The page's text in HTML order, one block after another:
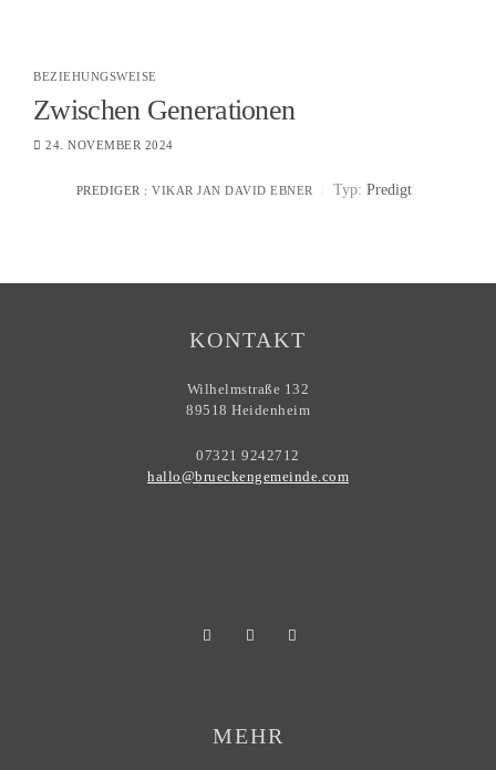
BEZIEHUNGSWEISE
Zwischen Generationen
24. NOVEMBER 2024
PREDIGER : VIKAR JAN DAVID EBNER Typ: Predigt
KONTAKT
Wilhelmstraße 132
89518 Heidenheim
07321 9242712
hallo@brueckengemeinde.com
MEHR